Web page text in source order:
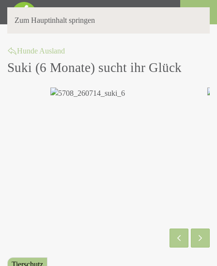
Zum Hauptinhalt springen
Hunde Ausland
Suki (6 Monate) sucht ihr Glück